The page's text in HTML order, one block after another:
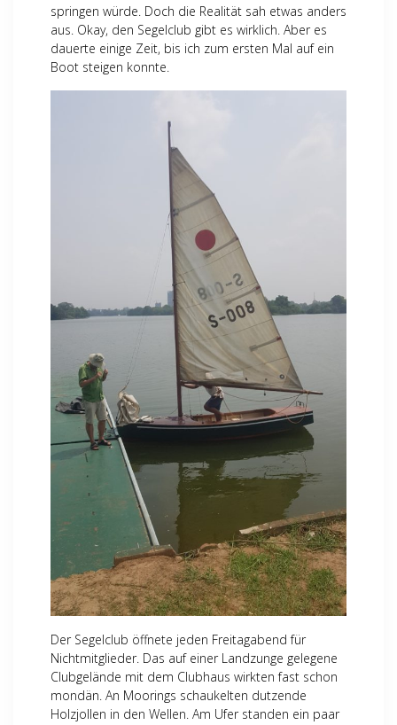
springen würde. Doch die Realität sah etwas anders
aus. Okay, den Segelclub gibt es wirklich. Aber es
dauerte einige Zeit, bis ich zum ersten Mal auf ein
Boot steigen konnte.
Der Segelclub öffnete jeden Freitagabend für
Nichtmitglieder. Das auf einer Landzunge gelegene
Clubgelände mit dem Clubhaus wirkten fast schon
mondän. An Moorings schaukelten dutzende
Holzjollen in den Wellen. Am Ufer standen ein paar